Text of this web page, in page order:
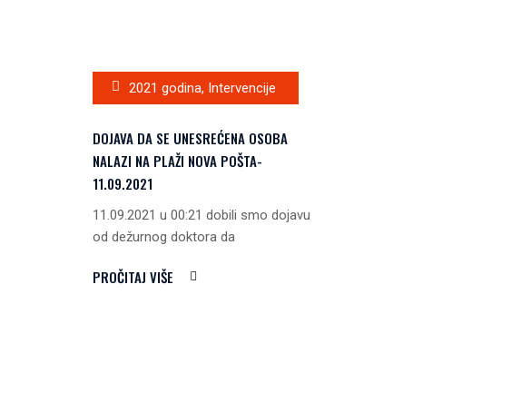
2021 godina, Intervencije
DOJAVA DA SE UNESREĆENA OSOBA
NALAZI NA PLAŽI NOVA POŠTA-
11.09.2021
11.09.2021 u 00:21 dobili smo dojavu
od dežurnog doktora da
PROČITAJ VIŠE